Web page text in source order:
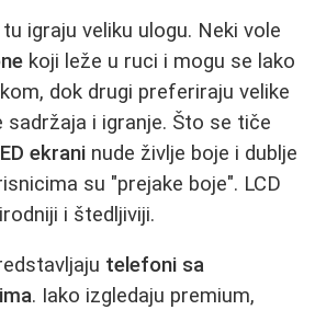
igraju veliku ulogu. Neki vole
koji leže u ruci i mogu se lako
dok drugi preferiraju velike
sadržaja i igranje. Što se tiče
ekrani nude življe boje i dublje
su "prejake boje". LCD
i štedljiviji.
telefoni sa
. Iako izgledaju premium,